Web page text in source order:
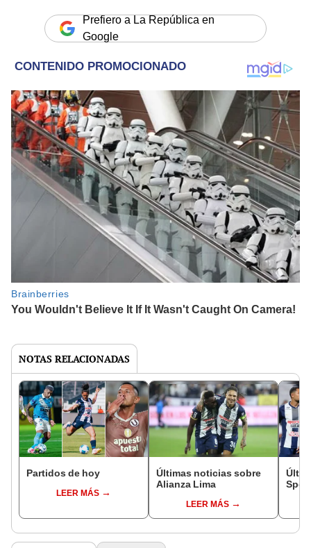
Prefiero a La República en
Google
NOTAS RELACIONADAS
Partidos de hoy
LEER MÁS
Últimas noticias sobre
Alianza Lima
LEER MÁS